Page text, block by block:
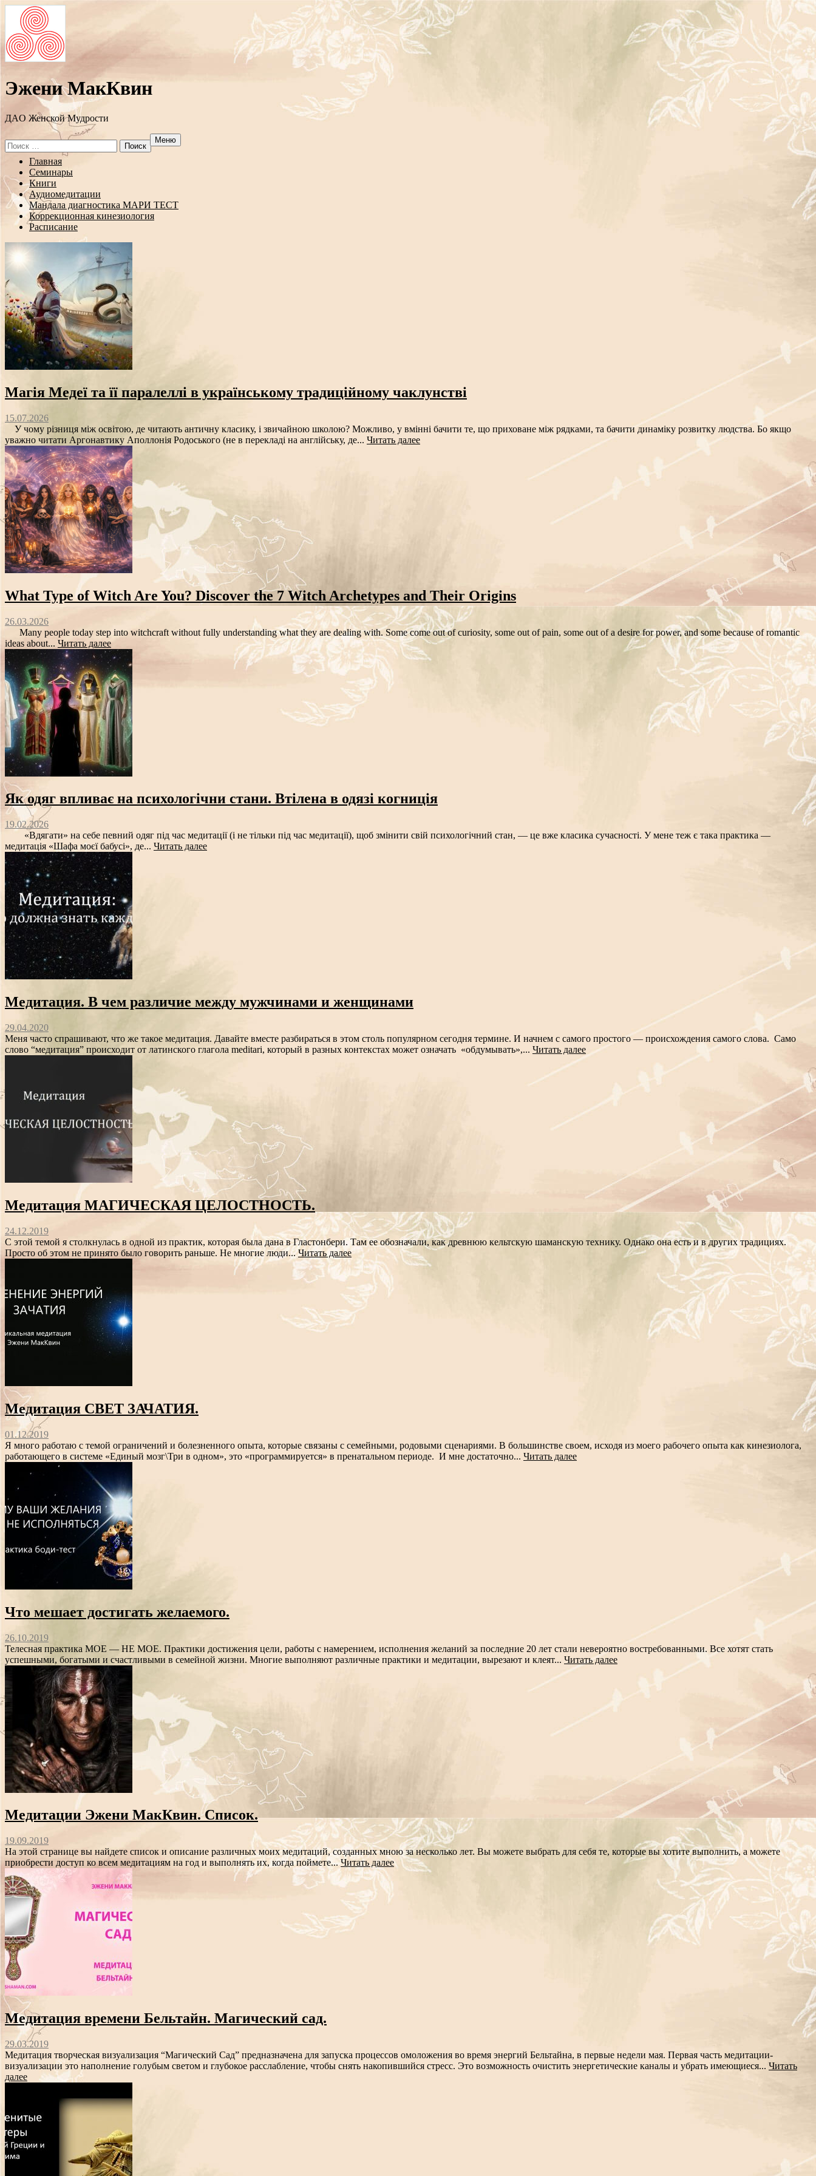
Эжени МакКвин
ДAO Женской Мудрости
Search
for:
Меню
Перейти
содержанию
Главная
Семинары
Книги
Аудиомедитации
Мандала диагностика МАРИ ТЕСТ
Коррекционная кинезиология
Расписание
Магія Медеї та її паралеллі в українському традиційному чаклунстві
15.07.2026
У чому різниця між освітою, де читають античну класику, і звичайною школою? Можливо, у вмінні бачити те, що приховане між рядками, та бачити динаміку розвитку людства. Бо якщо
уважно читати Аргонавтику Аполлонія Родоського (не в перекладі на англійську, де... Читать далее
What Type of Witch Are You? Discover the 7 Witch Archetypes and Their Origins
26.03.2026
Many people today step into witchcraft without fully understanding what they are dealing with. Some come out of curiosity, some out of pain, some out of a desire for power, and some because of romantic
ideas about... Читать далее
Як одяг впливає на психологічни стани. Втілена в одязі когниція
19.02.2026
«Вдягати» на себе певний одяг під час медитації (і не тільки під час медитації), щоб змінити свій психологічний стан, — це вже класика сучасності. У мене теж є така практика —
медитація «Шафа моєї бабусі», де... Читать далее
Медитация. В чем различие между мужчинами и женщинами
29.04.2020
Меня часто спрашивают, что же такое медитация. Давайте вместе разбираться в этом столь популярном сегодня термине. И начнем с самого простого — происхождения самого слова. Само
слово “медитация” происходит от латинского глагола meditari, который в разных контекстах может означать «обдумывать»,... Читать далее
Медитация МАГИЧЕСКАЯ ЦЕЛОСТНОСТЬ.
24.12.2019
С этой темой я столкнулась в одной из практик, которая была дана в Гластонбери. Там ее обозначали, как древнюю кельтскую шаманскую технику. Однако она есть и в других традициях.
Просто об этом не принято было говорить раньше. Не многие люди...Читать далее
Медитация СВЕТ ЗАЧАТИЯ.
01.12.2019
Я много работаю с темой ограничений и болезненного опыта, которые связаны с семейными, родовыми сценариями. В большинстве своем, исходя из моего рабочего опыта как кинезиолога,
работающего в системе «Единый мозг\Три в одном», это «программируется» в пренатальном периоде. И мне достаточно... Читать далее
Что мешает достигать желаемого.
26.10.2019
Телесная практика МОЕ — НЕ МОЕ. Практики достижения цели, работы с намерением, исполнения желаний за последние 20 лет стали невероятно востребованными. Все хотят стать
успешными, богатыми и счастливыми в семейной жизни. Многие выполняют различные практики и медитации, вырезают и клеят... Читать далее
Медитации Эжени МакКвин. Список.
19.09.2019
На этой странице вы найдете список и описание различных моих медитаций, созданных мною за несколько лет. Вы можете выбрать для себя те, которые вы хотите выполнить, а можете
приобрести доступ ко всем медитациям на год и выполнять их, когда поймете...Читать далее
Медитация времени Бельтайн. Магический сад.
29.03.2019
Медитация творческая визуализация “Магический Сад” предназначена для запуска процессов омоложения во время энергий Бельтайна, в первые недели мая. Первая часть медитации-
визуализации это наполнение голубым светом и глубокое расслабление, чтобы снять накопившийся стресс. Это возможность очистить энергетические каналы и убрать имеющиеся... Читать
далее